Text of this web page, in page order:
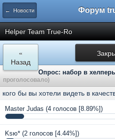
← Новости Форум
Helper Team True-Ro
«
Назад
Опрос: набор в
проголосовало)
кого бы вы хотели видеть в
Master Judas (4 голосов [8.89%])
Ksю* (2 голосов [4.44%])